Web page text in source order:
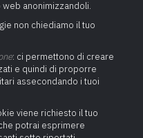
per l’attivazione di
Pubblico
organismi
degli enti locali
informatico
dei Dati (RPD,
denominato Data
Officer, DPO)
transizione al
IRAP
di fine e inizio
alla predisposizione
Economico-
supporto Gare
(ex Legge 10/91)
Pratiche Sismiche
anonimizzandoli.
non chiediamo il tuo
: ci permettono di creare
e quindi di proporre
assecondando i tuoi
viene richiesto il tuo
potrai esprimere